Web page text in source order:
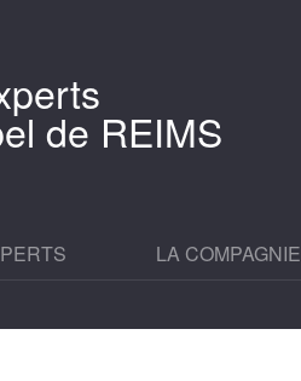
de REIMS
LA COMPAGNIE